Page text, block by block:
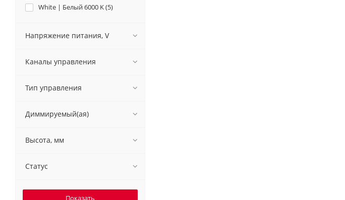
White | Белый 6000 K (5)
Напряжение питания, V
Каналы управления
Тип управления
Диммируемый(ая)
Высота, мм
Статус